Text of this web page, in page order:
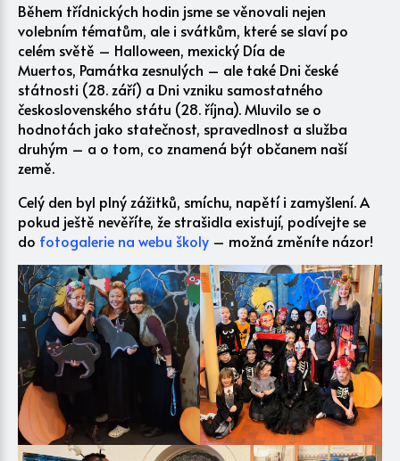
Během třídnických hodin jsme se věnovali nejen
volebním tématům, ale i svátkům, které se slaví po
celém světě – Halloween, mexický Día de
Muertos, Památka zesnulých – ale také Dni české
státnosti (28. září) a Dni vzniku samostatného
československého státu (28. října). Mluvilo se o
hodnotách jako statečnost, spravedlnost a služba
druhým – a o tom, co znamená být občanem naší
země.
Celý den byl plný zážitků, smíchu, napětí i zamyšlení. A
pokud ještě nevěříte, že strašidla existují, podívejte se
do fotogalerie na webu školy – možná změníte názor!